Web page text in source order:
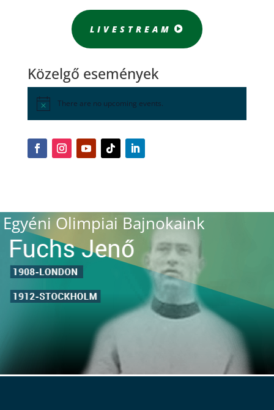
LIVESTREAM
Közelgő események
There are no upcoming events.
Egyéni Olimpiai Bajnokaink